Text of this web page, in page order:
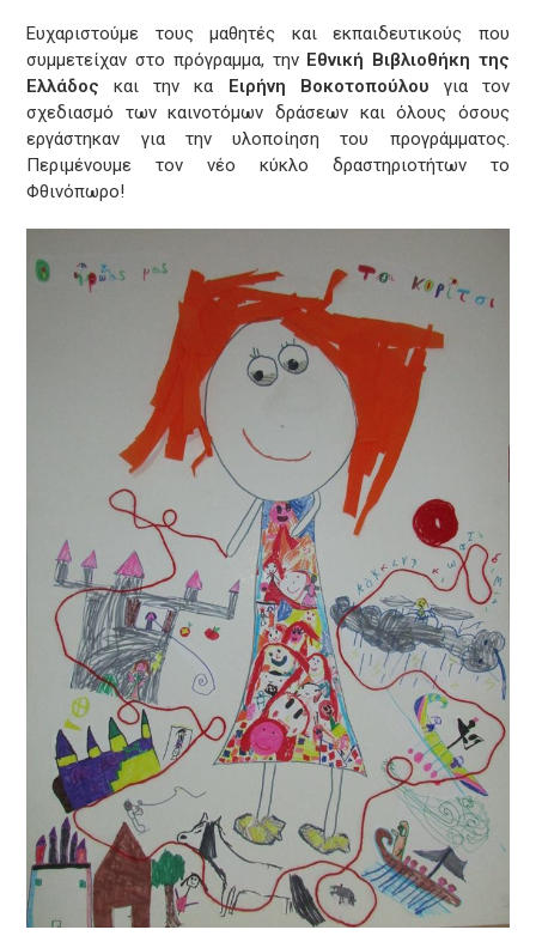
Ευχαριστούμε τους μαθητές και εκπαιδευτικούς που
συμμετείχαν στο πρόγραμμα, την Εθνική Βιβλιοθήκη της
Ελλάδος και την κα Ειρήνη Βοκοτοπούλου για τον
σχεδιασμό των καινοτόμων δράσεων και όλους όσους
εργάστηκαν για την υλοποίηση του προγράμματος.
Περιμένουμε τον νέο κύκλο δραστηριοτήτων το
Φθινόπωρο!